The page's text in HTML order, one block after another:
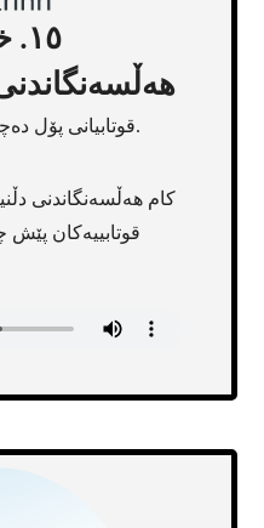
قوتابیانی پۆل دەچن بۆ گەشتی بەلەمی کانو.
کام هەڵسەنگاندنی
قوتابییەکان پێش